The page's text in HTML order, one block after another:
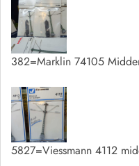
382=Marklin 74105
5827=Viessmann 4112